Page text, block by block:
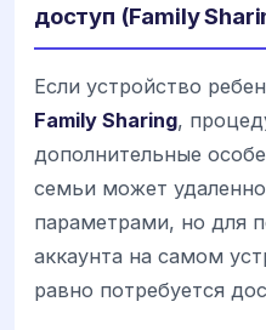
доступ (Family
Если устройство
Family Sharing,
дополнительные
семьи может
параметрами, но для
аккаунта на самом
равно потребуется